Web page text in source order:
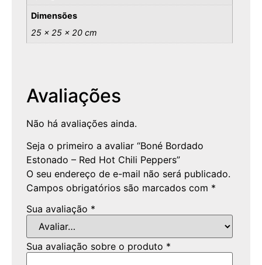
Dimensões
25 × 25 × 20 cm
Avaliações
Não há avaliações ainda.
Seja o primeiro a avaliar “Boné Bordado
Estonado – Red Hot Chili Peppers”
O seu endereço de e-mail não será publicado.
Campos obrigatórios são marcados com *
Sua avaliação *
Sua avaliação sobre o produto *